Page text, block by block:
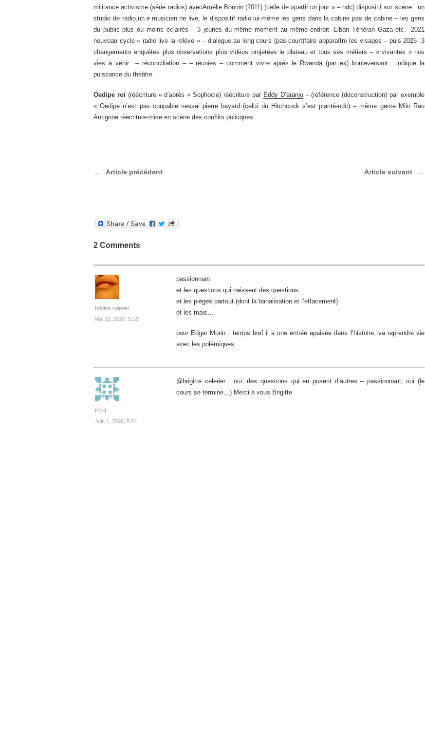
militance activisme (série radios) avecAmélie Bonnin (2011) (celle de »partir un jour » – ndc) dispositif sur scène : un
studio de radio,un.e musicien.ne live, le dispositif radio lui-même les gens dans la cabine pas de cabine – les gens
du public plus ou moins éclairés – 3 jeunes du même moment au même endroit -Liban Téhéran Gaza etc.- 2021
nouveau cycle « radio live la relève » – dialogue au long cours (pas court)faire apparaître les visages – puis 2025 :3
changements enquêtes plus observations plus vidéos projetées le plateau et tous ses métiers – « vivantes » nos
vies à venir – réconciliation – – réunies – comment vivre après le Rwanda (par ex) bouleversant : indique la
puissance du théâtre
Oedipe roi (réécriture « d’après » Sophocle) réécriture par Eddy D’aranjo– (référence (déconstruction) par exemple
« Oedipe n’est pas coupable »essai pierre bayard (celui du Hitchcock s’est planté-ndc) – même genre Milo Rau
Antigone réécriture-mise en scène des conflits politiques
Article précédent Article suivant
2 Comments
brigitte celerier
Mai 31, 2026, 5:18
passionnant
et les questions qui naissent des questions
et les pièges partout (dont la banalisation et l’effacement)
et les mais…
pour Edgar Morin : temps bref il a une entrée apaisée dans l’histoire, va reprendre vie
avec les polémiques
PCH
Juin 1, 2026, 5:24
@brigitte celerier : oui, des questions qui en posent d’autres – passionnant, oui (le
cours se termine…) Merci à vous Brigitte